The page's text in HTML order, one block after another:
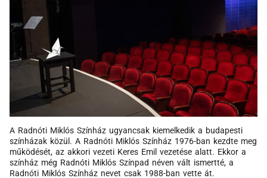
A Radnóti Miklós Színház ugyancsak kiemelkedik a budapesti
színházak közül. A Radnóti Miklós Színház 1976-ban kezdte meg
működését, az akkori vezeti Keres Emil vezetése alatt. Ekkor a
színház még Radnóti Miklós Színpad néven vált ismertté, a
Radnóti Miklós Színház nevet csak 1988-ban vette át.